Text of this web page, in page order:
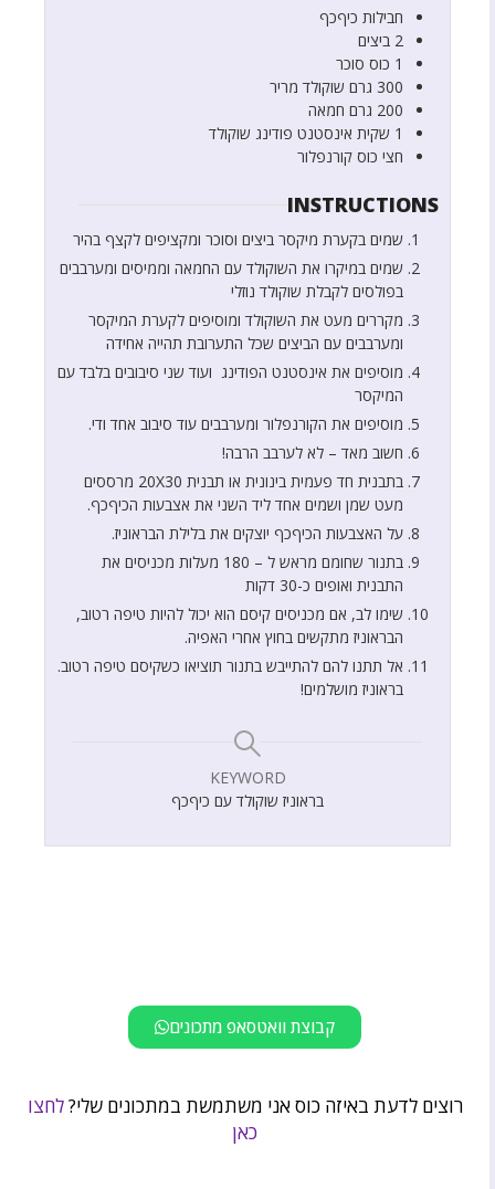
חבילות כיףכף
2 ביצים
1 כוס סוכר
300 גרם שוקולד מריר
200 גרם חמאה
1 שקית אינסטנט פודינג שוקולד
חצי כוס קורנפלור
INSTRUCTIONS
שמים בקערת מיקסר ביצים וסוכר ומקציפים לקצף בהיר
שמים במיקרו את השוקולד עם החמאה וממיסים ומערבבים
בפולסים לקבלת שוקולד נוזלי
מקררים מעט את השוקולד ומוסיפים לקערת המיקסר
ומערבבים עם הביצים שכל התערובת תהייה אחידה
מוסיפים את אינסטנט הפודינג ועוד שני סיבובים בלבד עם
המיקסר
מוסיפים את הקורנפלור ומערבבים עוד סיבוב אחד ודי.
חשוב מאד – לא לערבב הרבה!
בתבנית חד פעמית בינונית או תבנית 20X30 מרססים
מעט שמן ושמים אחד ליד השני את אצבעות הכיףכף.
על האצבעות הכיףכף יוצקים את בלילת הבראוניז.
בתנור שחומם מראש ל – 180 מעלות מכניסים את
התבנית ואופים כ-30 דקות
שימו לב, אם מכניסים קיסם הוא יכול להיות טיפה רטוב,
הבראוניז מתקשים בחוץ אחרי האפיה.
אל תתנו להם להתייבש בתנור תוציאו כשקיסם טיפה רטוב.
בראוניז מושלמים!
KEYWORD
בראוניז שוקולד עם כיףכף
קבוצת וואטסאפ מתכונים
רוצים לדעת באיזה כוס אני משתמשת במתכונים שלי?לחצו
כאן